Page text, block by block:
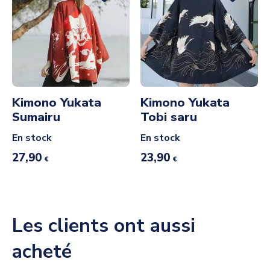
Kimono Yukata
Sumairu
En stock
27,90 €
Kimono Yukata
Tobi saru
En stock
23,90 €
Les clients ont aussi
acheté